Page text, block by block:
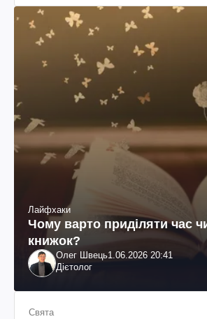
Лайфхаки
Чому варто приділяти час
книжок?
Олег Швець1.06.2026 20:41
Дієтолог
Свята